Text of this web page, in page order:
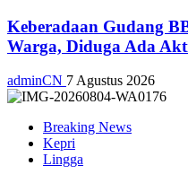
Keberadaan Gudang
Warga, Diduga Ada
adminCN 7 Agustus 2026
Breaking News
Kepri
Lingga